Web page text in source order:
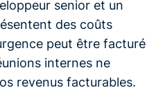
senior et un
des coûts
peut être facturé
internes ne
revenus facturables.